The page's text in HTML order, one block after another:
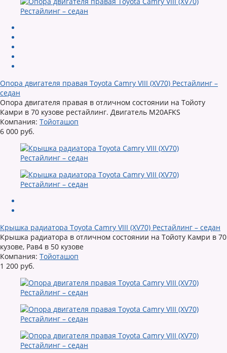
Опора двигателя правая Toyota Camry VIII (XV70) Рестайлинг –
седан
Опора двигателя правая в отличном состоянии на Тойоту
Камри в 70 кузове рестайлинг. Двигатель M20AFKS
Компания: Тойоташоп
6 000 руб.
Крышка радиатора Toyota Camry VIII (XV70) Рестайлинг – седан
Крышка радиатора в отличном состоянии на Тойоту Камри в 70
кузове, Рав4 в 50 кузове
Компания: Тойоташоп
1 200 руб.